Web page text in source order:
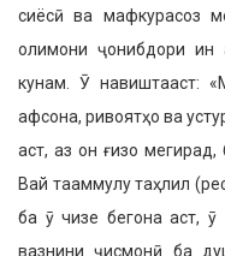
сиёсӣ ва маф­курасоз
олимони ҷонибдори ин
кунам. Ӯ навиштааст:
афсона, ривоятҳо ва
аст, аз он ғизо мегирад,
Вай тааммулу таҳлил
ба ӯ чизе бегона аст, ӯ
вазнини ҷисмонӣ ба